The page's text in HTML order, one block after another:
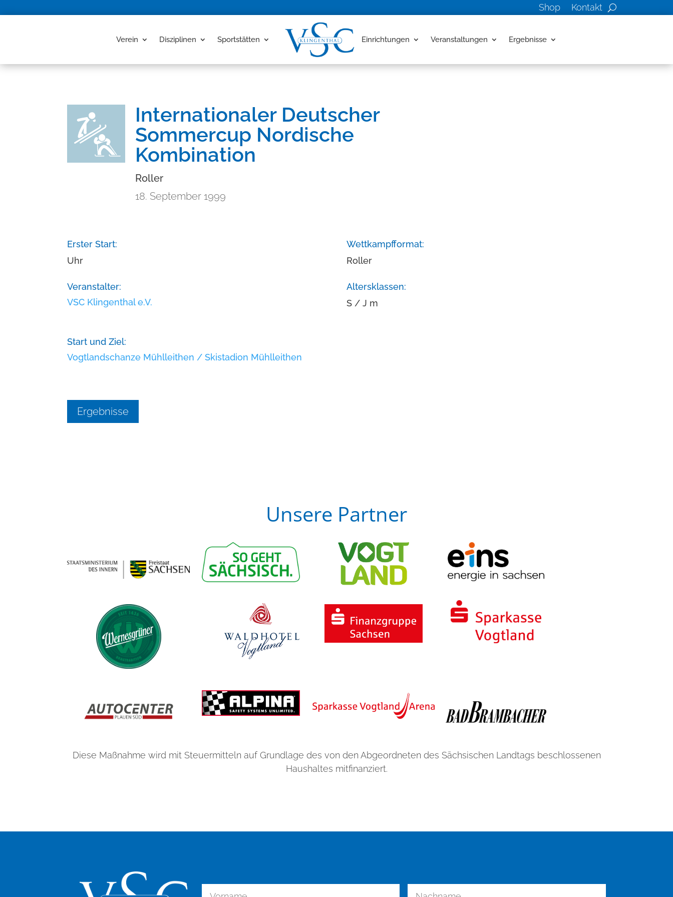
Shop Kontakt
Verein Disziplinen Sportstätten Einrichtungen Veranstaltungen Ergebnisse
Internationaler Deutscher
Sommercup Nordische
Kombination
Roller
18. September 1999
Erster Start:
Uhr
Veranstalter:
VSC Klingenthal e.V.
Start und Ziel:
Vogtlandschanze Mühlleithen / Skistadion Mühlleithen
Wettkampfformat:
Roller
Altersklassen:
S / J m
Ergebnisse
Unsere Partner
Diese Maßnahme wird mit Steuermitteln auf Grundlage des von den Abgeordneten des Sächsischen Landtags beschlossenen
Haushaltes mitfinanziert.